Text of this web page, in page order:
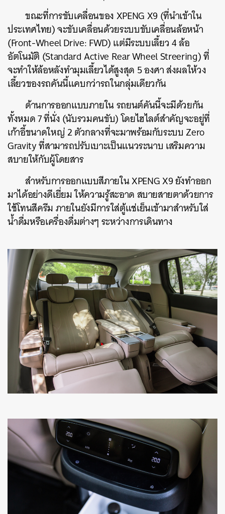
ขณะที่การขับเคลื่อนของ XPENG X9 (ที่นำเข้าใน
ประเทศไทย) จะขับเคลื่อนด้วยระบบขับเคลื่อนล้อหน้า
(Front-Wheel Drive: FWD) แต่มีระบบเลี้ยว 4 ล้อ
อัตโนมัติ (Standard Active Rear Wheel Streering) ที่
จะทำให้ล้อหลังทำมุมเลี้ยวได้สูงสุด 5 องศา ส่งผลให้วง
เลี้ยวของรถคันนี้แคบกว่ารถในกลุ่มเดียวกัน
ด้านการออกแบบภายใน รถยนต์คันนี้จะมีด้วยกัน
ทั้งหมด 7 ที่นั่ง (นับรวมคนขับ) โดยไฮไลต์สำคัญจะอยู่ที่
เก้าอี้ขนาดใหญ่ 2 ตัวกลางที่จะมาพร้อมกับระบบ Zero
Gravity ที่สามารถปรับเบาะเป็นแนวระนาบ เสริมความ
สบายให้กับผู้โดยสาร
สำหรับการออกแบบสีภายใน XPENG X9 ยังทำออก
มาได้อย่างดีเยี่ยม ให้ความรู้สะอาด สบายสายตาด้วยการ
ใช้โทนสีครีม ภายในยังมีการใส่ตู้แช่เย็นเข้ามาสำหรับใส่
น้ำดื่มหรือเครื่องดื่มต่างๆ ระหว่างการเดินทาง